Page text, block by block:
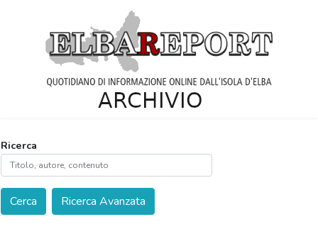
Ricerca
Cerca Ricerca Avanzata